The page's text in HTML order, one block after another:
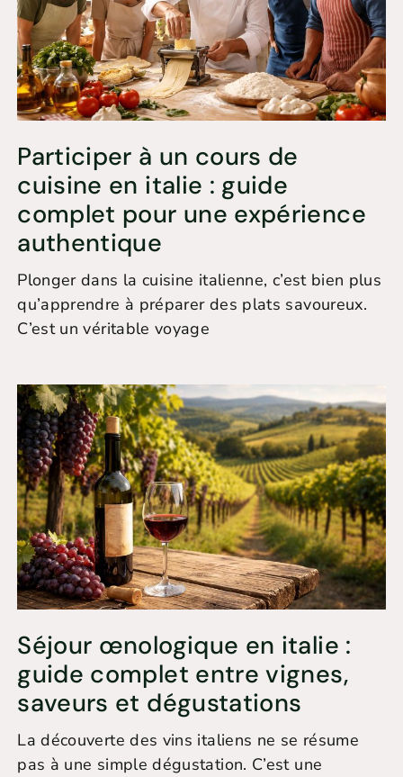
Participer à un cours de
cuisine en italie : guide
complet pour une expérience
authentique
Plonger dans la cuisine italienne, c’est bien plus
qu’apprendre à préparer des plats savoureux.
C’est un véritable voyage
Séjour œnologique en italie :
guide complet entre vignes,
saveurs et dégustations
La découverte des vins italiens ne se résume
pas à une simple dégustation. C’est une